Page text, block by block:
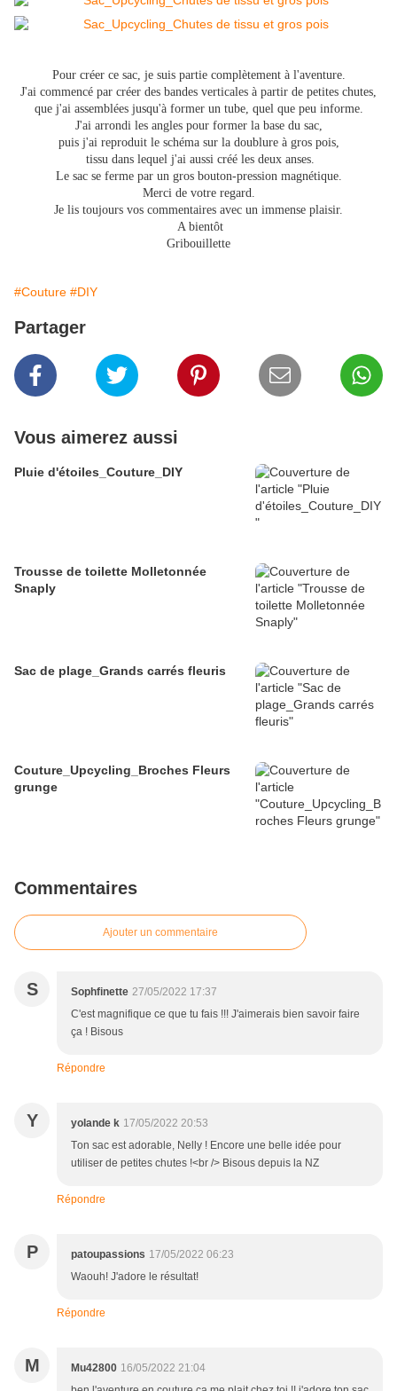
Pour créer ce sac, je suis partie complètement à l'aventure.
J'ai commencé par créer des bandes verticales à partir de petites chutes,
que j'ai assemblées jusqu'à former un tube, quel que peu informe.
J'ai arrondi les angles pour former la base du sac,
puis j'ai reproduit le schéma sur la doublure à gros pois,
tissu dans lequel j'ai aussi créé les deux anses.
Le sac se ferme par un gros bouton-pression magnétique.
Merci de votre regard.
Je lis toujours vos commentaires avec un immense plaisir.
A bientôt
Gribouillette
#Couture #DIY
Partager
Vous aimerez aussi
Pluie d'étoiles_Couture_DIY
Trousse de toilette Molletonnée
Snaply
Sac de plage_Grands carrés fleuris
Couture_Upcycling_Broches Fleurs
grunge
Commentaires
Ajouter un commentaire
S Sophfinette 27/05/2022 17:37
C'est magnifique ce que tu fais !!! J'aimerais bien savoir faire
ça ! Bisous
Répondre
Y yolande k 17/05/2022 20:53
Ton sac est adorable, Nelly ! Encore une belle idée pour
utiliser de petites chutes !<br /> Bisous depuis la NZ
Répondre
P patoupassions 17/05/2022 06:23
Waouh! J'adore le résultat!
Répondre
M Mu42800 16/05/2022 21:04